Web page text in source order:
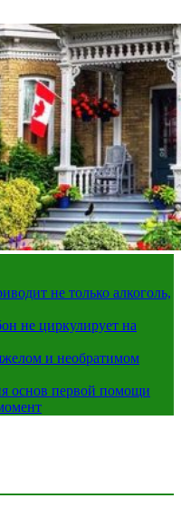
не только алкоголь,
не циркулирует на
и необратимом
основ первой помощи